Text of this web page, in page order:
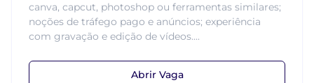
canva, capcut, photoshop ou ferramentas similares;
noções de tráfego pago e anúncios; experiência
com gravação e edição de vídeos....
Abrir Vaga